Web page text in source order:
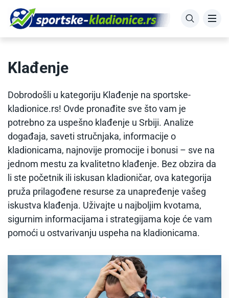
Klađenje
Dobrodošli u kategoriju Klađenje na sportske-
kladionice.rs! Ovde pronađite sve što vam je
potrebno za uspešno klađenje u Srbiji. Analize
događaja, saveti stručnjaka, informacije o
kladionicama, najnovije promocije i bonusi – sve na
jednom mestu za kvalitetno klađenje. Bez obzira da
li ste početnik ili iskusan kladioničar, ova kategorija
pruža prilagođene resurse za unapređenje vašeg
iskustva klađenja. Uživajte u najboljim kvotama,
sigurnim informacijama i strategijama koje će vam
pomoći u ostvarivanju uspeha na kladionicama.